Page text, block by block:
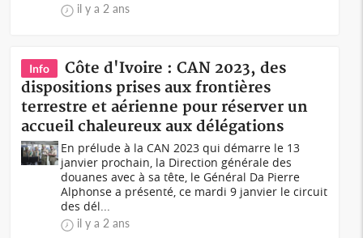
il y a 2 ans
Info
Côte d'Ivoire : CAN 2023, des
dispositions prises aux frontières
terrestre et aérienne pour réserver un
accueil chaleureux aux délégations
En prélude à la CAN 2023 qui démarre le 13
janvier prochain, la Direction générale des
douanes avec à sa tête, le Général Da Pierre
Alphonse a présenté, ce mardi 9 janvier le circuit
des dél...
il y a 2 ans